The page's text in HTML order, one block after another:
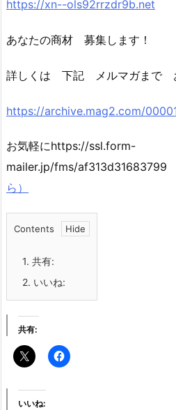
https://xn--ols92rrzdr9b.net
あなたの商材 募集します！
詳しくは 下記 メルマガまで お
https://archive.mag2.com/
お気軽にhttps://ssl.form-
mailer.jp/fms/af313d31683799
ら）
Contents
1. 共有:
2. いいね:
共有:
いいね: